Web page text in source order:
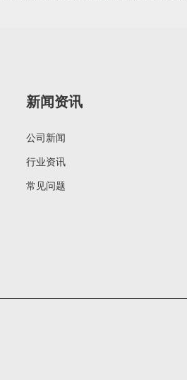
新闻资讯
公司新闻
行业资讯
常见问题